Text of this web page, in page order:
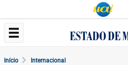
Início Internacional